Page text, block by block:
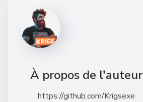
À propos de l'auteur
https://github.com/Krigsexe